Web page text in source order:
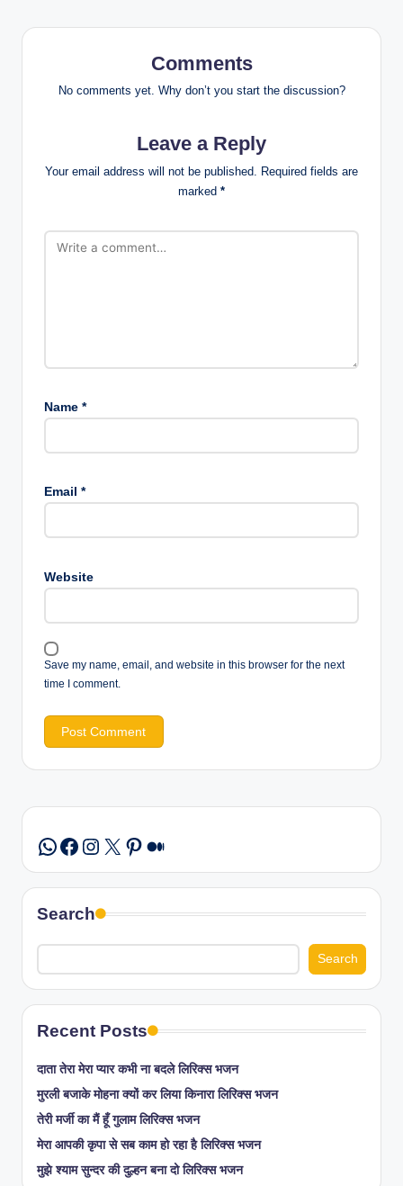
Comments
No comments yet. Why don’t you start the discussion?
Leave a Reply
Your email address will not be published. Required fields are
marked *
Name *
Email *
Website
Save my name, email, and website in this browser for the next
time I comment.
WhatsApp
Facebook
Instagram
X Pinterest
Medium
Search
Search
Recent Posts
दाता तेरा मेरा प्यार कभी ना बदले लिरिक्स भजन
मुरली बजाके मोहना क्यों कर लिया किनारा लिरिक्स भजन
तेरी मर्जी का मैं हूँ गुलाम लिरिक्स भजन
मेरा आपकी कृपा से सब काम हो रहा है लिरिक्स भजन
मुझे श्याम सुन्दर की दुल्हन बना दो लिरिक्स भजन